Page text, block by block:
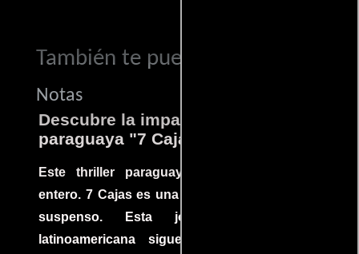
También te puede interesar...
Notas
Descubre la impactante película
paraguaya "7 Cajas"
Este thriller paraguayo cautivó al mundo
entero. 7 Cajas es una explosión de acción y
suspenso. Esta joya cinematográfica
latinoamericana sigue la historia de un